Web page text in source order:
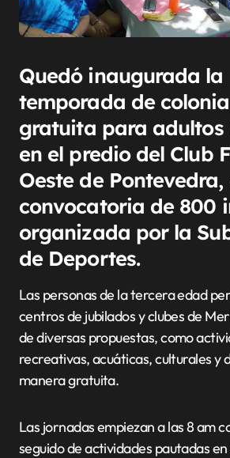
Quedó inaugurada la
temporada de
gratuita para adultos
en el predio del Club
Oeste de
convocatoria de 800
organizada por la
de Deportes.
Las personas de la tercera edad pertenecientes a
centros de jubilados y clubes de
de diversas propuestas, como
recreativas, acuáticas, culturales y
manera gratuita.
Las jornadas empiezan a las 8 am
seguido de actividades pautadas